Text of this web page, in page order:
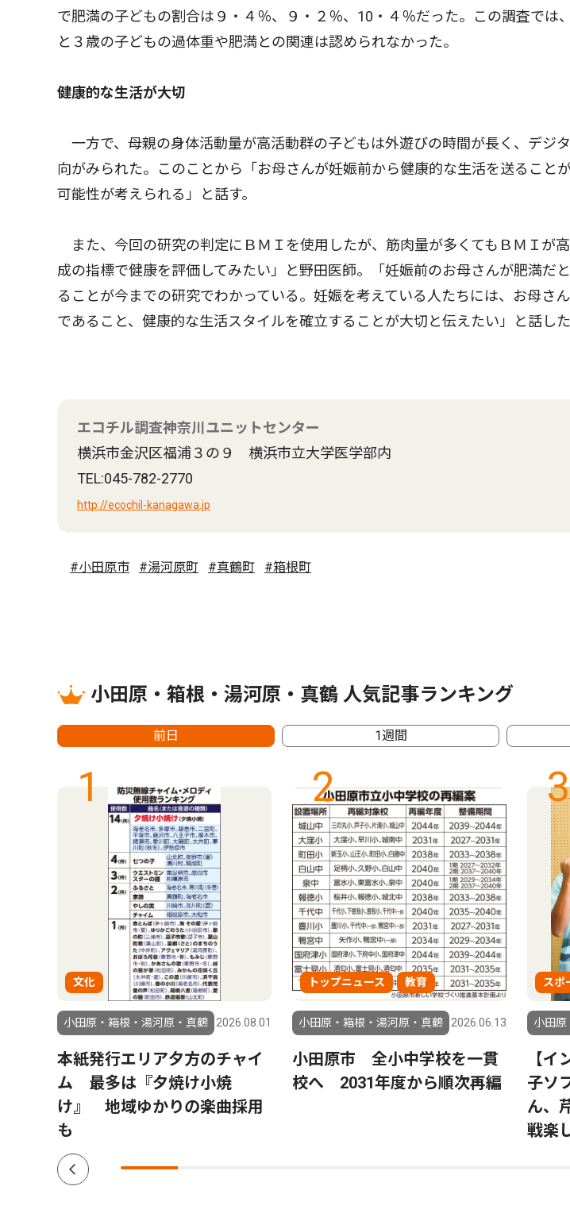
で肥満の子どもの割合は９・４％、９・２％、10・４％だった。この調査では
と３歳の子どもの過体重や肥満との関連は認められなかった。
健康的な生活が大切
一方で、母親の身体活動量が高活動群の子どもは外遊びの時間が長く、デジ
向がみられた。このことから「お母さんが妊娠前から健康的な生活を送ること
可能性が考えられる」と話す。
また、今回の研究の判定にＢＭＩを使用したが、筋肉量が多くてもＢＭＩが
成の指標で健康を評価してみたい」と野田医師。「妊娠前のお母さんが肥満だ
ることが今までの研究でわかっている。妊娠を考えている人たちには、お母さ
であること、健康的な生活スタイルを確立することが大切と伝えたい」と話した
エコチル調査神奈川ユニットセンター
横浜市金沢区福浦３の９ 横浜市立大学医学部内
TEL:045-782-2770
http://ecochil-kanagawa.jp
#小田原市 #湯河原町 #真鶴町 #箱根町
小田原・箱根・湯河原・真鶴 人気記事ランキング
前日 1週間
1
文化
小田原・箱根・湯河原・真鶴 2026.08.01
本紙発行エリア夕方のチャイ
ム 最多は『夕焼け小焼
け』 地域ゆかりの楽曲採用
も
2
トップニュース 教育
小田原・箱根・湯河原・真鶴 2026.06.13
小田原市 全小中学校を一貫
校へ 2031年度から順次再編
3
スポ
小田
【
子ソ
ん、
戦楽